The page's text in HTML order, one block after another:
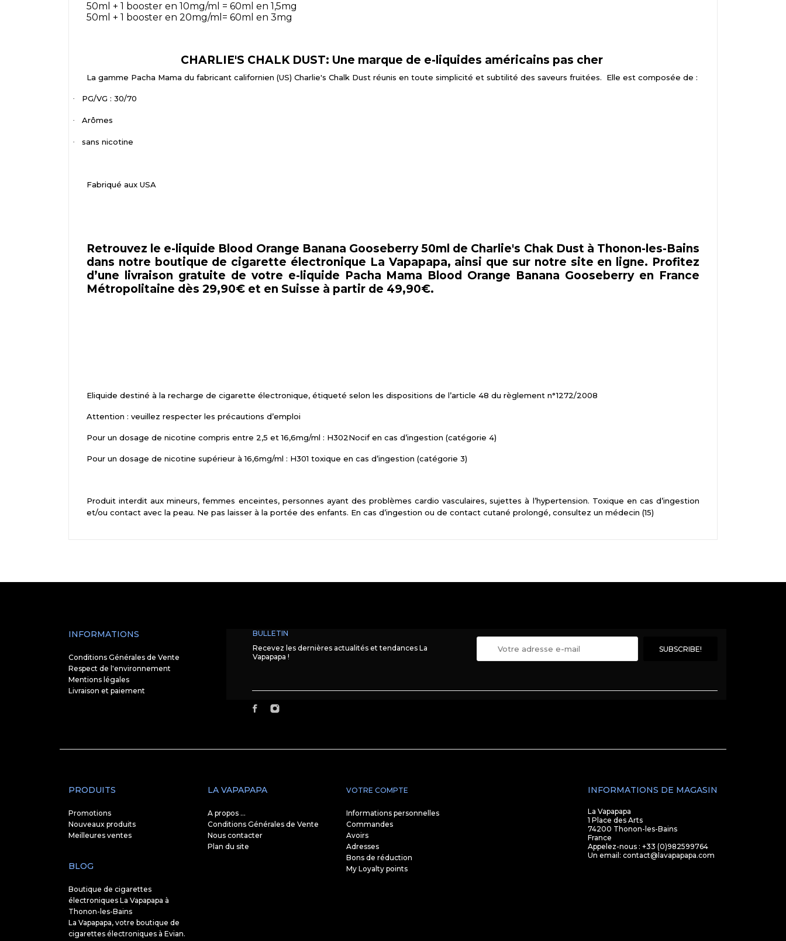
50ml + 1 booster en 10mg/ml = 60ml en 1,5mg
50ml + 1 booster en 20mg/ml= 60ml en 3mg
CHARLIE'S CHALK DUST: Une marque de e-liquides américains pas cher
La gamme Pacha Mama du fabricant californien (US) Charlie's Chalk Dust réunis en toute simplicité et subtilité des saveurs fruitées. Elle est composée de :
· PG/VG : 30/70
· Arômes
· sans nicotine
Fabriqué aux USA
Retrouvez le e-liquide Blood Orange Banana Gooseberry 50ml de Charlie's Chak Dust à Thonon-les-Bains
dans notre boutique de cigarette électronique La Vapapapa, ainsi que sur notre site en ligne. Profitez
d’une livraison gratuite de votre e-liquide Pacha Mama Blood Orange Banana Gooseberry en France
Métropolitaine dès 29,90€ et en Suisse à partir de 49,90€.
Eliquide destiné à la recharge de cigarette électronique, étiqueté selon les dispositions de l’article 48 du règlement n°1272/2008
Attention : veuillez respecter les précautions d’emploi
Pour un dosage de nicotine compris entre 2,5 et 16,6mg/ml : H302Nocif en cas d’ingestion (catégorie 4)
Pour un dosage de nicotine supérieur à 16,6mg/ml : H301 toxique en cas d’ingestion (catégorie 3)
Produit interdit aux mineurs, femmes enceintes, personnes ayant des problèmes cardio vasculaires, sujettes à l’hypertension. Toxique en cas d’ingestion
et/ou contact avec la peau. Ne pas laisser à la portée des enfants. En cas d’ingestion ou de contact cutané prolongé, consultez un médecin (15)
INFORMATIONS
Conditions Générales de Vente
Respect de l'environnement
Mentions légales
Livraison et paiement
BULLETIN
Recevez les dernières actualités et tendances La
Vapapapa !
PRODUITS
Promotions
Nouveaux produits
Meilleures ventes
LA VAPAPAPA
A propos ...
Conditions Générales de Vente
Nous contacter
Plan du site
BLOG
Boutique de cigarettes
électroniques La Vapapapa à
Thonon-les-Bains
La Vapapapa, votre boutique de
cigarettes électroniques à Evian.
VOTRE COMPTE
Informations personnelles
Commandes
Avoirs
Adresses
Bons de réduction
My Loyalty points
INFORMATIONS DE MAGASIN
La Vapapapa
1 Place des Arts
74200 Thonon-les-Bains
France
Appelez-nous : +33 (0)982599764
Un email: contact@lavapapapa.com